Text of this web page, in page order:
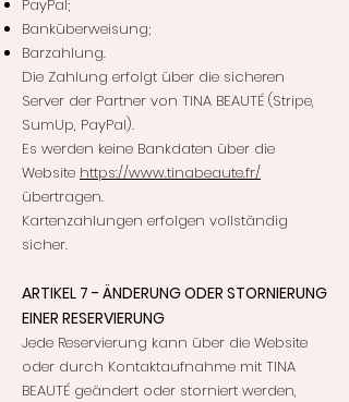
PayPal;
Banküberweisung;
Barzahlung.
Die Zahlung erfolgt über die sicheren
Server der Partner von TINA BEAUTÉ (Stripe,
SumUp, PayPal).
Es werden keine Bankdaten über die
Website https://www.tinabeaute.fr/
übertragen.
Kartenzahlungen erfolgen vollständig
sicher.
ARTIKEL 7 - ÄNDERUNG ODER STORNIERUNG
EINER RESERVIERUNG
Jede Reservierung kann über die Website
oder durch Kontaktaufnahme mit TINA
BEAUTÉ geändert oder storniert werden,